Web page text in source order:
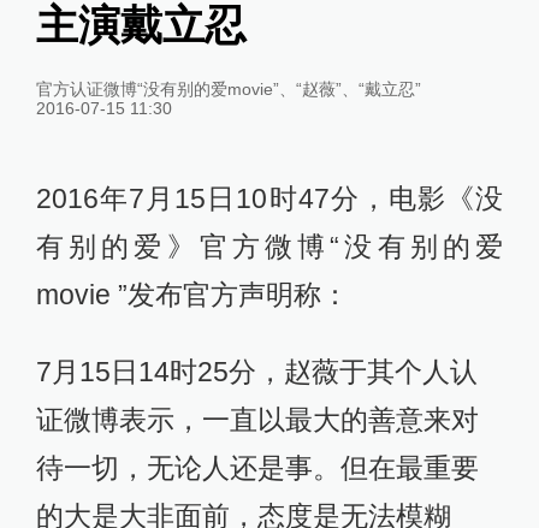
主演戴立忍
官方认证微博“没有别的爱movie”、“赵薇”、“戴立忍”
2016-07-15 11:30
2016年7月15日10时47分，电影《没
有别的爱》官方微博“没有别的爱
movie ”发布官方声明称：
7月15日14时25分，赵薇于其个人认
证微博表示，一直以最大的善意来对
待一切，无论人还是事。但在最重要
的大是大非面前，态度是无法模糊